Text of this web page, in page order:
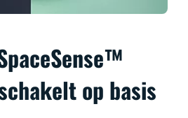
op basis